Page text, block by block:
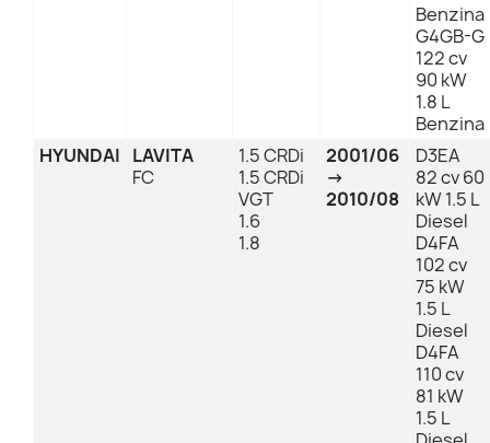
Benzina
G4GB-G
122 cv
90 kW
1.8 L
Benzina
HYUNDAI LAVITA
FC
1.5 CRDi
1.5 CRDi
VGT
1.6
1.8
2001/06
→
2010/08
D3EA
82 cv 60
kW 1.5 L
Diesel
D4FA
102 cv
75 kW
1.5 L
Diesel
D4FA
110 cv
81 kW
1.5 L